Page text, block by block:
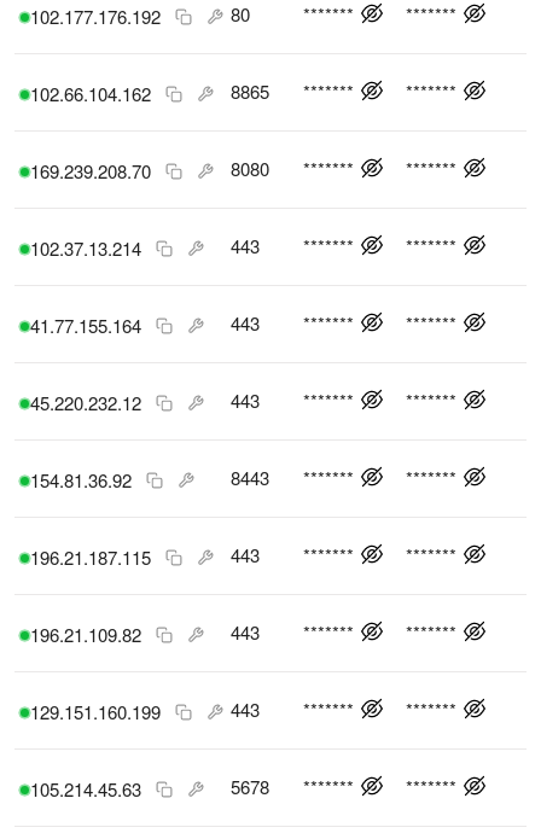
102.177.176.192 80 ******* *******
102.66.104.162 8865 ******* *******
169.239.208.70 8080 ******* *******
102.37.13.214 443 ******* *******
41.77.155.164 443 ******* *******
45.220.232.12 443 ******* *******
154.81.36.92 8443 ******* *******
196.21.187.115 443 ******* *******
196.21.109.82 443 ******* *******
129.151.160.199 443 ******* *******
105.214.45.63 5678 ******* *******